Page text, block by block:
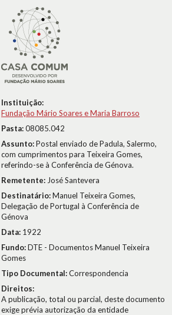
Instituição:
Fundação Mário Soares e Maria Barroso
Pasta:08085.042
Assunto:Postal enviado de Padula, Salermo,
com cumprimentos para Teixeira Gomes,
referindo-se à Conferência de Génova.
Remetente: José Santevera
Destinatário:Manuel Teixeira Gomes,
Delegação de Portugal à Conferência de
Génova
Data: 1922
Fundo:DTE - Documentos Manuel Teixeira
Gomes
Tipo Documental:Correspondencia
Direitos:
A publicação, total ou parcial, deste documento
exige prévia autorização da entidade